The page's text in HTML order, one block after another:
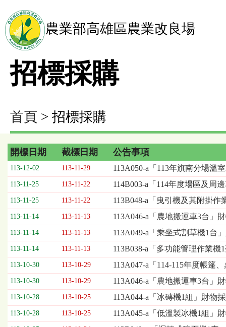
農業部高雄區農業改良場
招標採購
首頁 > 招標採購
招
標
採
購
列
表，
欄
位
依
序
開
標
期、
截
開標日期 截標日期 公告事項
113-12-02 113-11-29 113A050-a「113年旗南分場溫
113-11-25 113-11-22 114B003-a「114年度場區及周
113-11-25 113-11-22 113B048-a「曳引機及其附掛
113-11-14 113-11-13 113A046-a「農地搬運車3台」
113-11-14 113-11-13 113A049-a「乘坐式割草機1台
113-11-14 113-11-13 113B038-a「多功能管理作業機
113-10-30 113-10-29 113A047-a「114-115年度帳篷
113-10-30 113-10-29 113A046-a「農地搬運車3台」
113-10-28 113-10-25 113A044-a「冰磚機1組」財物
113-10-28 113-10-25 113A045-a「低溫製冰機1組」